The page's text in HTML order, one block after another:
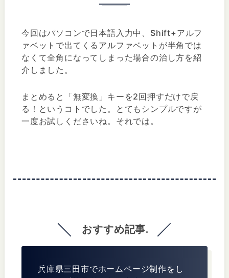
今回はパソコンで日本語入力中、Shift+アルフ
ァベットで出てくるアルファベットが半角では
なくて全角になってしまった場合の治し方を紹
介しました。
まとめると「無変換」キーを2回押すだけで戻
る！というコトでした。とてもシンプルですが
一度お試しくださいね。それでは。
おすすめ記事.
兵庫県三田市でホームページ制作をし